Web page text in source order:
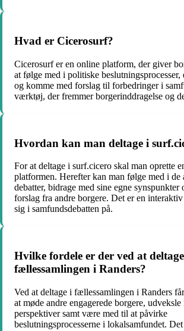
Hvad er Cicerosurf?
Cicerosurf er en online platform, der giver
at følge med i politiske beslutningsprocesser,
og komme med forslag til forbedringer i
værktøj, der fremmer borgerinddragelse og
Hvordan kan man deltage i
For at deltage i surf.cicero skal man oprette
platformen. Herefter kan man følge med i de
debatter, bidrage med sine egne synspunkter
forslag fra andre borgere. Det er en interaktiv
sig i samfundsdebatten på.
Hvilke fordele er der ved at
fællessamlingen i Randers?
Ved at deltage i fællessamlingen i Randers
at møde andre engagerede borgere, udveksle
perspektiver samt være med til at påvirke
beslutningsprocesserne i lokalsamfundet.